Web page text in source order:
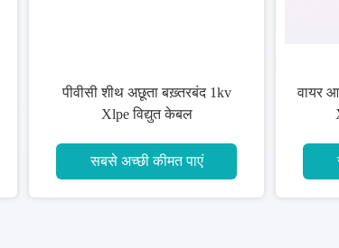
पीवीसी शीथ अछूता बख़्तरबंद 1kv
Xlpe विद्युत केबल
सबसे अच्छी कीमत पाएं
वायर